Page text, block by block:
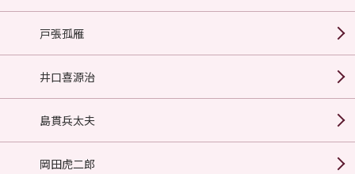
戸張孤雁
井口喜源治
島貫兵太夫
岡田虎二郎